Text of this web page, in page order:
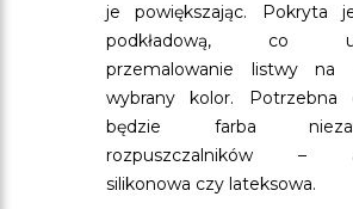
je powiększając. Pokryta
podkładową, co
przemalowanie listwy na
wybrany kolor.
będzie farba
rozpuszczalników –
silikonowa czy lateksowa.